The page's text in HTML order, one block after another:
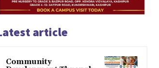
article
Community